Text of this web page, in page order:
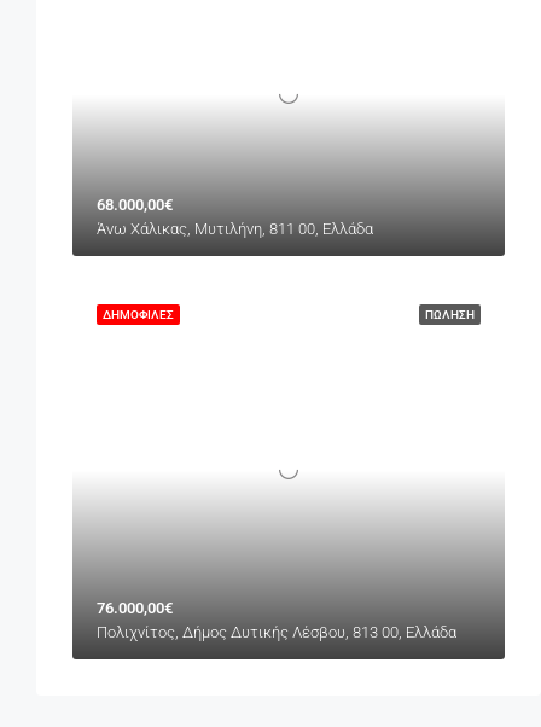
68.000,00€
Άνω Χάλικας, Μυτιλήνη, 811 00, Ελλάδα
ΠΏΛΗΣΗ
ΔΗΜΟΦΙΛΈΣ
76.000,00€
Πολιχνίτος, Δήμος Δυτικής Λέσβου, 813 00, Ελλάδα